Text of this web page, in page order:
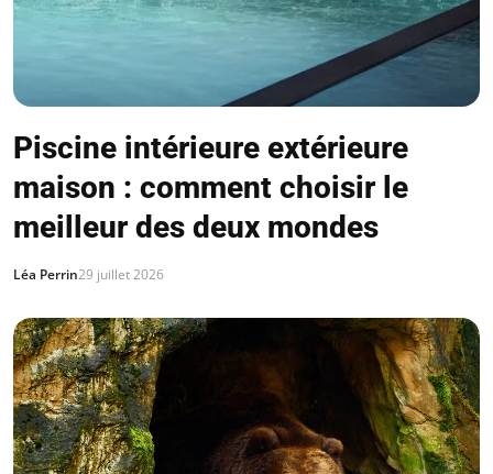
Piscine intérieure extérieure
maison : comment choisir le
meilleur des deux mondes
Léa Perrin29 juillet 2026